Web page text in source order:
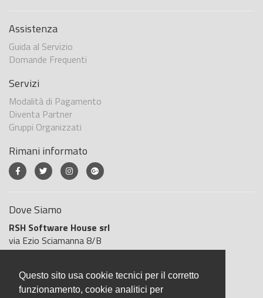
Questo sito usa cookie tecnici per il corretto
funzionamento, cookie analitici per
Assistenza
Guida al Servizio
Domande Frequenti
Servizi
Modalità di Pagamento
Diventa Partner
Gruppi Organizzati
Rimani informato
Dove Siamo
RSH Software House srl
via Ezio Sciamanna 8/B
00168 Roma
Italia